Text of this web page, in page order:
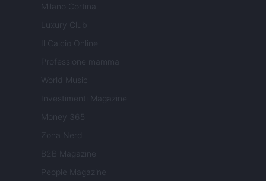
Milano Cortina
Luxury Club
Il Calcio Online
Professione mamma
World Music
Investimenti Magazine
Money 365
Zona Nerd
B2B Magazine
People Magazine